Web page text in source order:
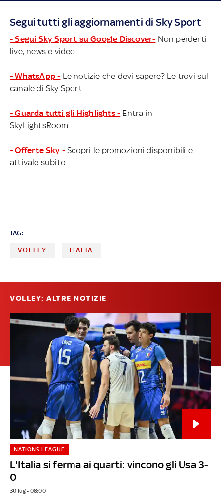
Segui tutti gli aggiornamenti di Sky Sport
- Segui Sky Sport su Google Discover- Non perderti
live, news e video
- WhatsApp - Le notizie che devi sapere? Le trovi sul
canale di Sky Sport
- Guarda tutti gli Highlights - Entra in
SkyLightsRoom
- Offerte Sky - Scopri le promozioni disponibili e
attivale subito
TAG:
VOLLEY ITALIA
VOLLEY: ALTRE NOTIZIE
L'Italia si ferma ai quarti: vincono gli Usa 3-
0
NATIONS LEAGUE
30 lug - 08:00